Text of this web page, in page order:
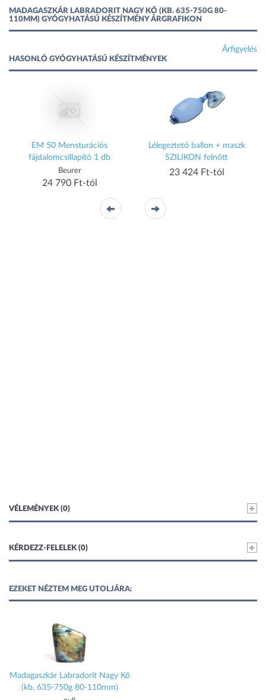
MADAGASZKÁR LABRADORIT NAGY KŐ (KB. 635-750G 80-
110MM) GYÓGYHATÁSÚ KÉSZÍTMÉNY ÁRGRAFIKON
Árfigyelés
HASONLÓ GYÓGYHATÁSÚ KÉSZÍTMÉNYEK
EM 50 Mensturációs
fájdalomcsillapító 1 db
Beurer
24 790 Ft-tól
Lélegeztető ballon + maszk
SZILIKON felnőtt
23 424 Ft-tól
VÉLEMÉNYEK (0)
KÉRDEZZ-FELELEK (0)
EZEKET NÉZTEM MEG UTOLJÁRA:
Madagaszkár Labradorit Nagy Kő
(kb. 635-750g 80-110mm)